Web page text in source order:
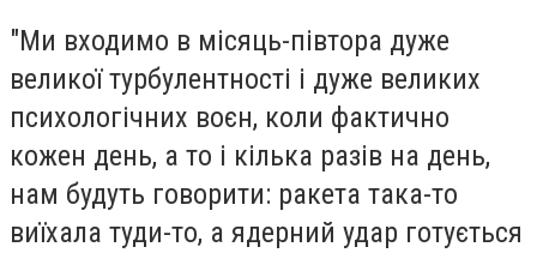
"Ми входимо в місяць-півтора дуже
великої турбулентності і дуже великих
психологічних воєн, коли фактично
кожен день, а то і кілька разів на день,
нам будуть говорити: ракета така-то
виїхала туди-то, а ядерний удар готується